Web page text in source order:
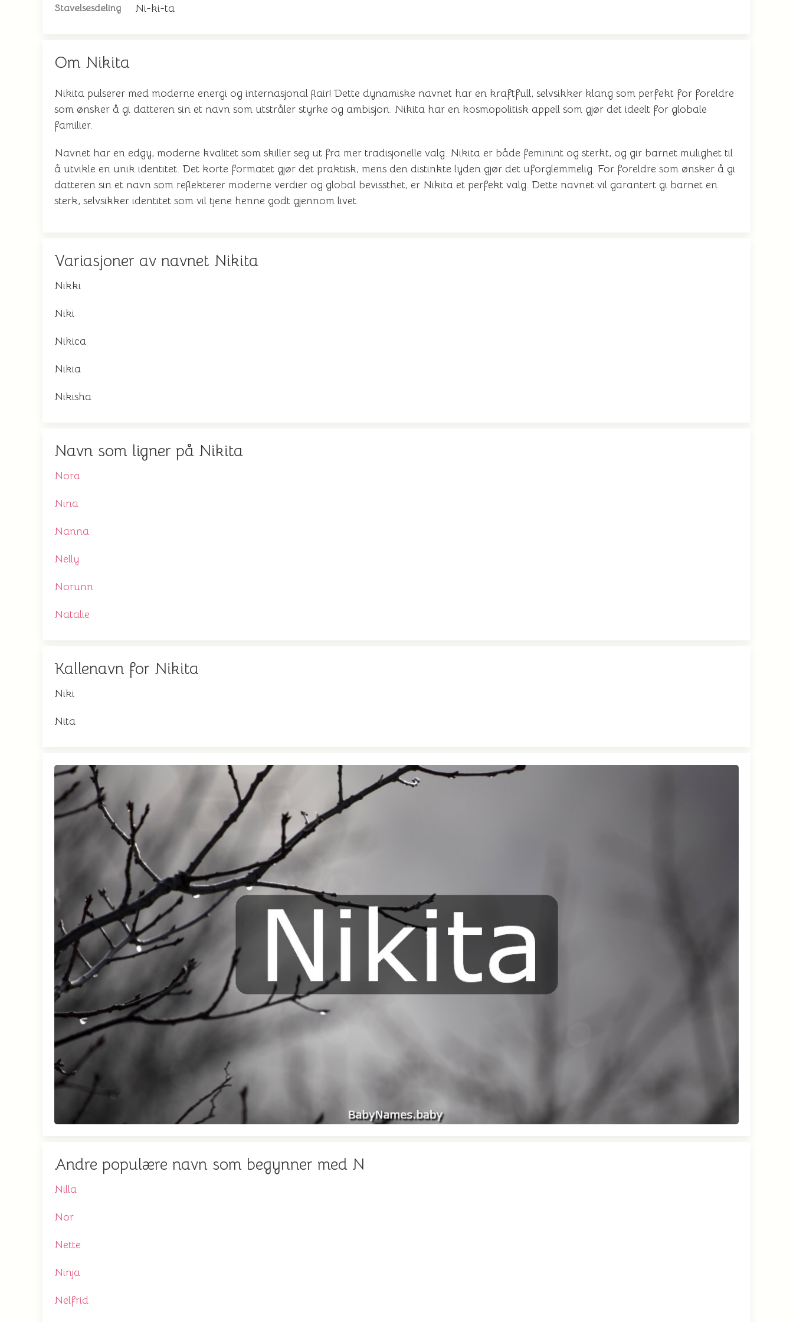
Stavelsesdeling Ni-ki-ta
Om Nikita
Nikita pulserer med moderne energi og internasjonal flair! Dette dynamiske navnet har en kraftfull, selvsikker klang som perfekt for foreldre
som ønsker å gi datteren sin et navn som utstråler styrke og ambisjon. Nikita har en kosmopolitisk appell som gjør det ideelt for globale
familier.
Navnet har en edgy, moderne kvalitet som skiller seg ut fra mer tradisjonelle valg. Nikita er både feminint og sterkt, og gir barnet mulighet til
å utvikle en unik identitet. Det korte formatet gjør det praktisk, mens den distinkte lyden gjør det uforglemmelig. For foreldre som ønsker å gi
datteren sin et navn som reflekterer moderne verdier og global bevissthet, er Nikita et perfekt valg. Dette navnet vil garantert gi barnet en
sterk, selvsikker identitet som vil tjene henne godt gjennom livet.
Variasjoner av navnet Nikita
Nikki
Niki
Nikica
Nikia
Nikisha
Navn som ligner på Nikita
Nora
Nina
Nanna
Nelly
Norunn
Natalie
Kallenavn for Nikita
Niki
Nita
Andre populære navn som begynner med N
Nilla
Nor
Nette
Ninja
Nelfrid